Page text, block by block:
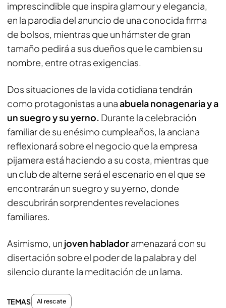
imprescindible que inspira glamour y elegancia,
en la parodia del anuncio de una conocida firma
de bolsos, mientras que un hámster de gran
tamaño pedirá a sus dueños que le cambien su
nombre, entre otras exigencias.
Dos situaciones de la vida cotidiana tendrán
como protagonistas a unaabuela nonagenaria y a
un suegro y su yerno. Durante la celebración
familiar de su enésimo cumpleaños, la anciana
reflexionará sobre el negocio que la empresa
pijamera está haciendo a su costa, mientras que
un club de alterne será el escenario en el que se
encontrarán un suegro y su yerno, donde
descubrirán sorprendentes revelaciones
familiares.
Asimismo, un joven habladoramenazará con su
disertación sobre el poder de la palabra y del
silencio durante la meditación de un lama.
TEMAS Al rescate